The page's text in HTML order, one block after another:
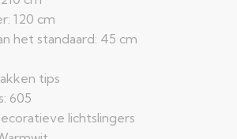
120 cm
het standaard: 45 cm
tips
605
lichtslingers